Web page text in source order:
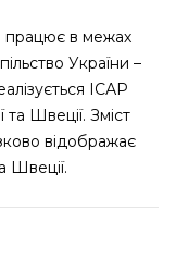
працює в межах
України –
ІСАР
Швеції. Зміст
відображає
Швеції.